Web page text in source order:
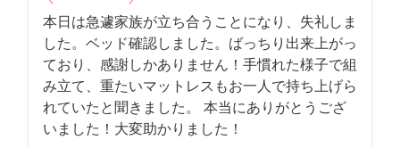
本日は急遽家族が立ち合うことになり、失礼しま
した。ベッド確認しました。ばっちり出来上がっ
ており、感謝しかありません！手慣れた様子で組
み立て、重たいマットレスもお一人で持ち上げら
れていたと聞きました。 本当にありがとうござ
いました！大変助かりました！